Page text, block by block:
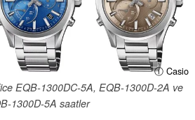
ⓘ Casio
EQB-1300DC-5A, EQB-1300D-2A ve
1300D-5A saatler